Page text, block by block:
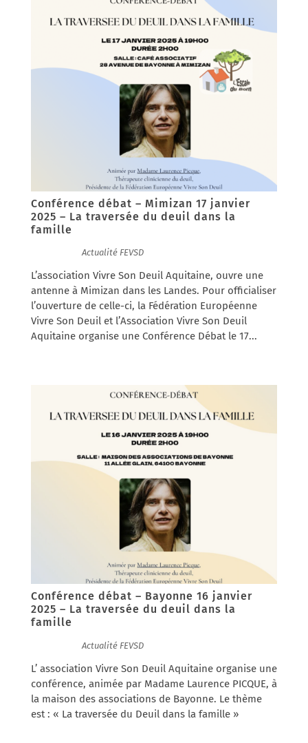
Conférence débat – Mimizan 17 janvier
2025 – La traversée du deuil dans la
famille
|Actualité FEVSD
L’association Vivre Son Deuil Aquitaine, ouvre une
antenne à Mimizan dans les Landes. Pour officialiser
l’ouverture de celle-ci, la Fédération Européenne
Vivre Son Deuil et l’Association Vivre Son Deuil
Aquitaine organise une Conférence Débat le 17...
Conférence débat – Bayonne 16 janvier
2025 – La traversée du deuil dans la
famille
Actualité FEVSD
L’ association Vivre Son Deuil Aquitaine organise une
conférence, animée par Madame Laurence PICQUE, à
la maison des associations de Bayonne. Le thème
est : « La traversée du Deuil dans la famille »